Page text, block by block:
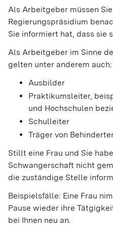
Als Arbeitgeber müssen
Regierungspräsidium
Sie informiert hat, dass sie
Als Arbeitgeber im Sinne
gelten unter anderem auch:
Ausbilder
Praktikumsleiter,
und Hochschulen
Schulleiter
Träger von
Stillt eine Frau und Sie
Schwangerschaft nicht
die zuständige Stelle
Beispielsfälle: Eine Frau
Pause wieder ihre
bei Ihnen neu an.